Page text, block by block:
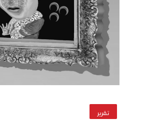
تقرير